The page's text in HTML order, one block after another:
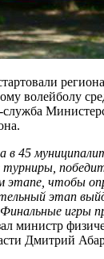
волейболу
в 45
этапе, чтобы
этап
игры
министр
Дмитрий